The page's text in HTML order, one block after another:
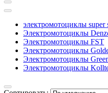
электромотоциклы super
Электромотоциклы
Электромотоциклы FST
Электромотоциклы
Электромотоциклы
Электромотоциклы